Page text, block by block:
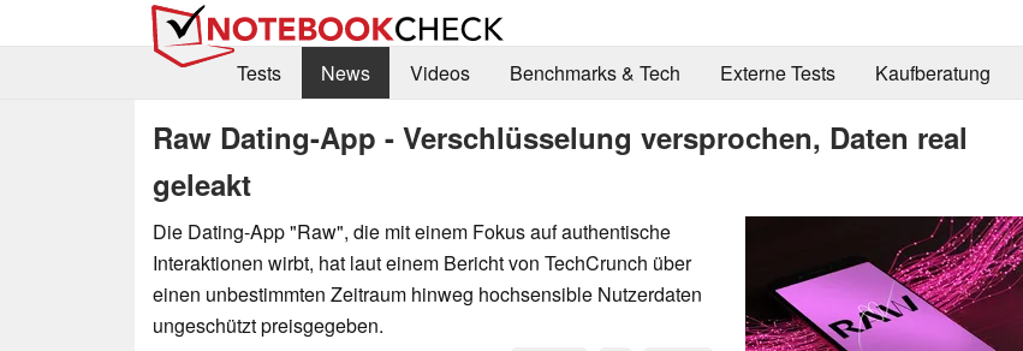
Tests
News Videos Benchmarks & Tech Externe Tests Kaufberatung
Raw Dating-App - Verschlüsselung versprochen, Daten real
geleakt
Die Dating-App "Raw", die mit einem Fokus auf authentische
Interaktionen wirbt, hat laut einem Bericht von TechCrunch über
einen unbestimmten Zeitraum hinweg hochsensible Nutzerdaten
ungeschützt preisgegeben.